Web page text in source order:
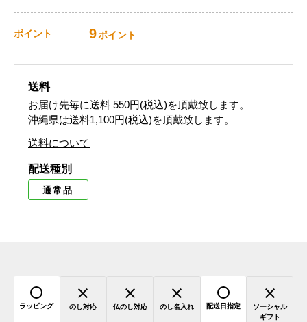
ポイント 9ポイント
送料
お届け先毎に送料 550円(税込)を頂戴致します。
沖縄県は送料1,100円(税込)を頂戴致します。
送料について
配送種別
通常品
ラッピング のし対応 仏のし対応 のし名入れ 配送日指定
ソーシャル
ギフト